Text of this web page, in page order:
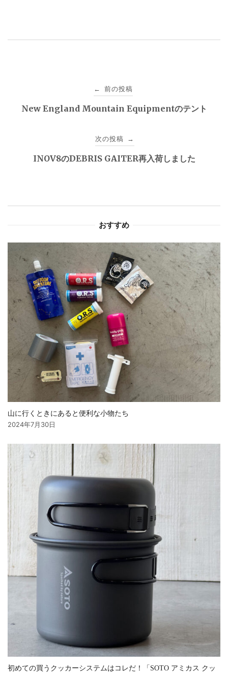
← 前の投稿
New England Mountain Equipmentのテント
次の投稿 →
INOV8のDEBRIS GAITER再入荷しました
おすすめ
山に行くときにあると便利な小物たち
2024年7月30日
初めての買うクッカーシステムはコレだ！「SOTO アミカス クッ